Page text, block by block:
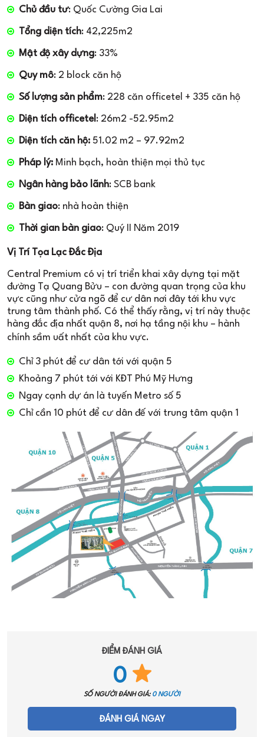
Chủ đầu tư: Quốc Cường Gia Lai
Tổng diện tích: 42,225m2
Mật độ xây dựng: 33%
Quy mô: 2 block căn hộ
Số lượng sản phẩm: 228 căn officetel + 335 căn hộ
Diện tích officetel : 26m2 -52.95m2
Diện tích căn hộ: 51.02 m2 – 97.92m2
Pháp lý: Minh bạch, hoàn thiện mọi thủ tục
Ngân hàng bảo lãnh: SCB bank
Bàn giao: nhà hoàn thiện
Thời gian bàn giao: Quý II Năm 2019
Vị Trí Tọa Lạc Đắc Địa
Central Premium có vị trí triển khai xây dựng tại mặt
đường Tạ Quang Bửu – con đường quan trọng của khu
vực cũng như cửa ngõ để cư dân nơi đây tới khu vực
trung tâm thành phố. Có thể thấy rằng, vị trí này thuộc
hàng đắc địa nhất quận 8, nơi hạ tầng nội khu – hành
chính sầm uất nhất của khu vực.
Chỉ 3 phút để cư dân tới với quận 5
Khoảng 7 phút tới với KĐT Phú Mỹ Hưng
Ngay cạnh dự án là tuyến Metro số 5
Chỉ cần 10 phút để cư dân đế với trung tâm quận 1
ĐIỂM ĐÁNH GIÁ
0
SỐ NGƯỜI ĐÁNH GIÁ: 0 NGƯỜI
ĐÁNH GIÁ NGAY